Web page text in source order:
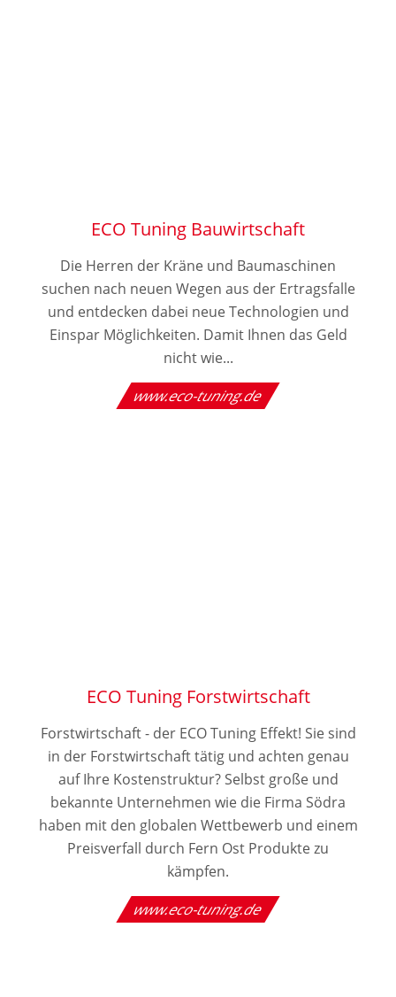
ECO Tuning Bauwirtschaft
Die Herren der Kräne und Baumaschinen
suchen nach neuen Wegen aus der Ertragsfalle
und entdecken dabei neue Technologien und
Einspar Möglichkeiten. Damit Ihnen das Geld
nicht wie...
www.eco-tuning.de
ECO Tuning Forstwirtschaft
Forstwirtschaft - der ECO Tuning Effekt! Sie sind
in der Forstwirtschaft tätig und achten genau
auf Ihre Kostenstruktur? Selbst große und
bekannte Unternehmen wie die Firma Södra
haben mit den globalen Wettbewerb und einem
Preisverfall durch Fern Ost Produkte zu
kämpfen.
www.eco-tuning.de